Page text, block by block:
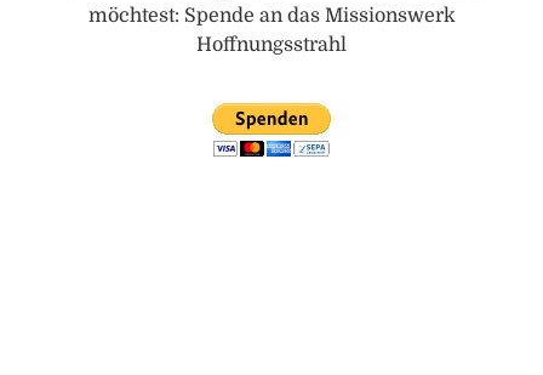
möchtest: Spende an das Missionswerk
Hoffnungsstrahl